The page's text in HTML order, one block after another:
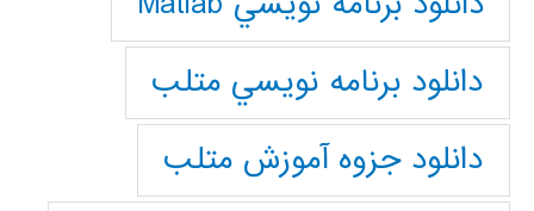
دانلود برنامه نويسي متلب
دانلود جزوه آموزش متلب